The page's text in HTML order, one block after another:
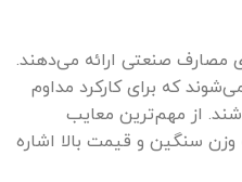
مصارف صنعتی ارائه می‌دهند.
که برای کارکرد مداوم
از مهم‌ترین معایب
وزن سنگین و قیمت بالا اشاره